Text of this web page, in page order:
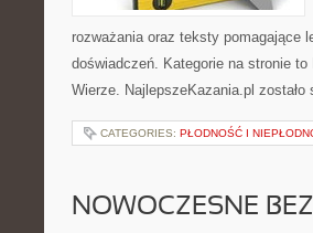
rozważania oraz teksty pomagające
doświadczeń. Kategorie na stronie
Wierze. NajlepszeKazania.pl
CATEGORIES: PŁODNOŚĆ I
NOWOCZESNE